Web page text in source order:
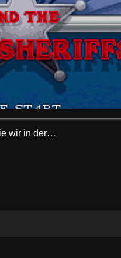
wir in der…